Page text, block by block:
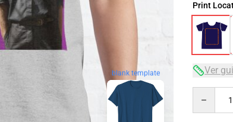
blank template
Print
Ver